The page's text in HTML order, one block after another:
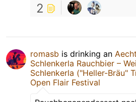
2
romasb is drinking an Aecht
Schlenkerla Rauchbier –
Schlenkerla ("Heller-Bräu"
Open Flair Festival